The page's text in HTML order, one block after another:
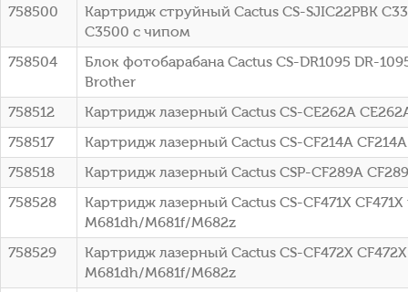
758500
Картридж струйный Cactus CS-SJIC22PBK
C3500 с чипом
758504
Блок фотобарабана Cactus CS-DR1095 DR-
Brother
758512
Картридж лазерный Cactus CS-CE262A
758517
Картридж лазерный Cactus CS-CF214A
758518
Картридж лазерный Cactus CSP-CF289A
758528
Картридж лазерный Cactus CS-CF471X
M681dh/M681f/M682z
758529
Картридж лазерный Cactus CS-CF472X
M681dh/M681f/M682z